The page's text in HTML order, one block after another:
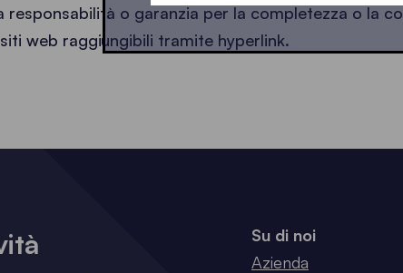
responsabilità o garanzia per la completezza o la
web raggiungibili tramite hyperlink.
Su di noi
Azienda